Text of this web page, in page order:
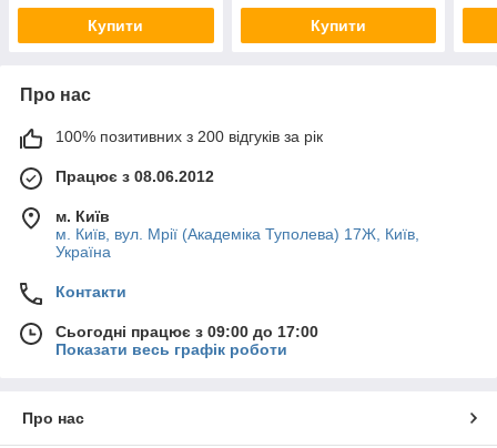
Купити Купити
Про нас
100% позитивних з 200 відгуків за рік
Працює з 08.06.2012
м. Київ
м. Київ, вул. Мрії (Академіка Туполева) 17Ж, Київ,
Україна
Контакти
Сьогодні працює з 09:00 до 17:00
Показати весь графік роботи
Про нас